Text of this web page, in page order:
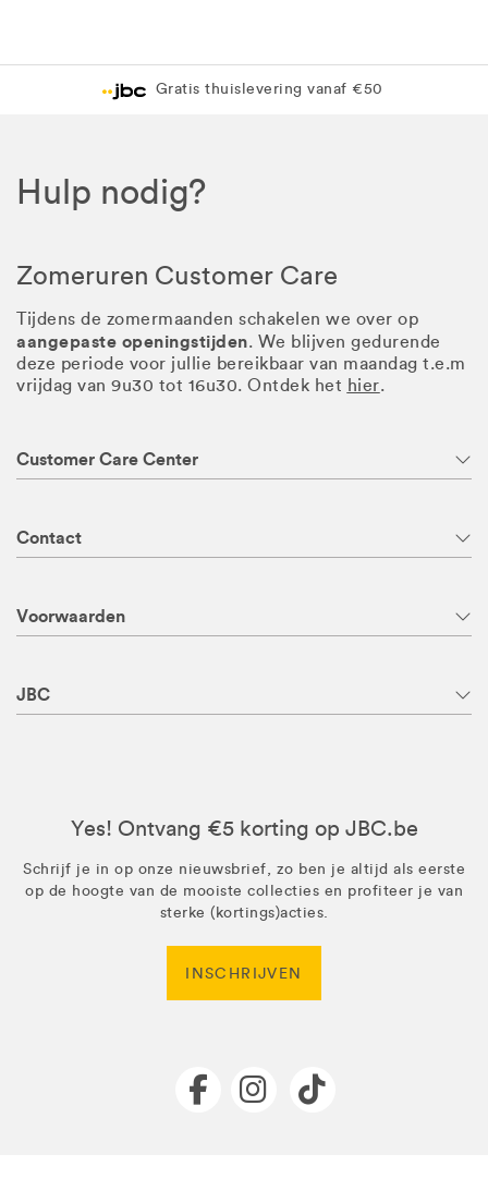
Levering in 1 pakket
Gratis levering in JBC-winkel
Hulp nodig?
Zomeruren Customer Care
Tijdens de zomermaanden schakelen we over op
aangepaste openingstijden. We blijven gedurende
deze periode voor jullie bereikbaar van maandag t.e.m
vrijdag van 9u30 tot 16u30. Ontdek het hier.
Customer Care Center
Contact
Voorwaarden
JBC
Yes! Ontvang €5 korting op JBC.be
Schrijf je in op onze nieuwsbrief, zo ben je altijd als eerste
op de hoogte van de mooiste collecties en profiteer je van
sterke (kortings)acties.
INSCHRIJVEN